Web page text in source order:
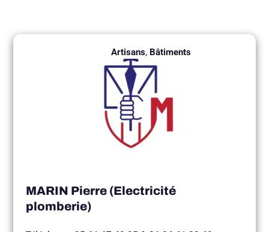
Artisans, Bâtiments
MARIN Pierre (Electricité
plomberie)
a
g
e
a
g
a
g
e
a